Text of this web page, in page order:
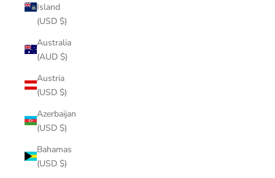
Island
(USD $)
Australia
(AUD $)
Austria
(USD $)
Azerbaijan
(USD $)
Bahamas
(USD $)